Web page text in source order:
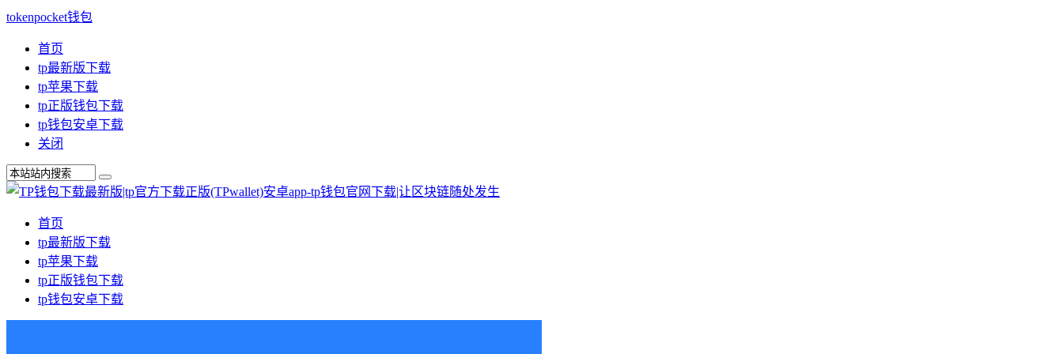
tokenpocket钱包
首页
tp最新版下载
tp苹果下载
tp正版钱包下载
tp钱包安卓下载
关闭
首页
tp最新版下载
tp苹果下载
tp正版钱包下载
tp钱包安卓下载